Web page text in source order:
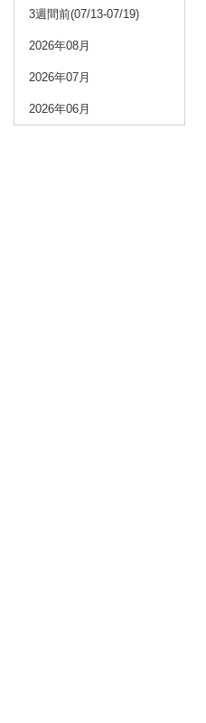
3週間前(07/13-07/19)
2026年08月
2026年07月
2026年06月